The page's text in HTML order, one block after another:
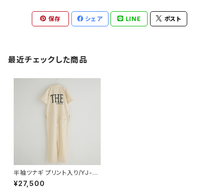
保存 シェア LINE ポスト
最近チェックした商品
半袖ツナギ プリント入り/YJ-0
3_The エプロン付き
¥27,500